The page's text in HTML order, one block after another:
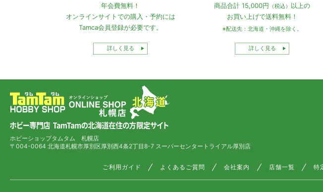
年会費無料！
オンラインサイトでの購入・予約には
Tamca会員登録が必要です。
詳しく見る
商品合計 15,000円 （税込） 以上の
お買い上げで送料無料！
※配送先：北海道・沖縄を除く。
詳しく見る
ホビーショップタムタム 札幌店
〒004-0064 北海道札幌市厚別区厚別西4条2丁目8-7 スーパーセンタートライアル厚別店
ご利用ガイド よくあるご質問 会社案内 店舗一覧 特